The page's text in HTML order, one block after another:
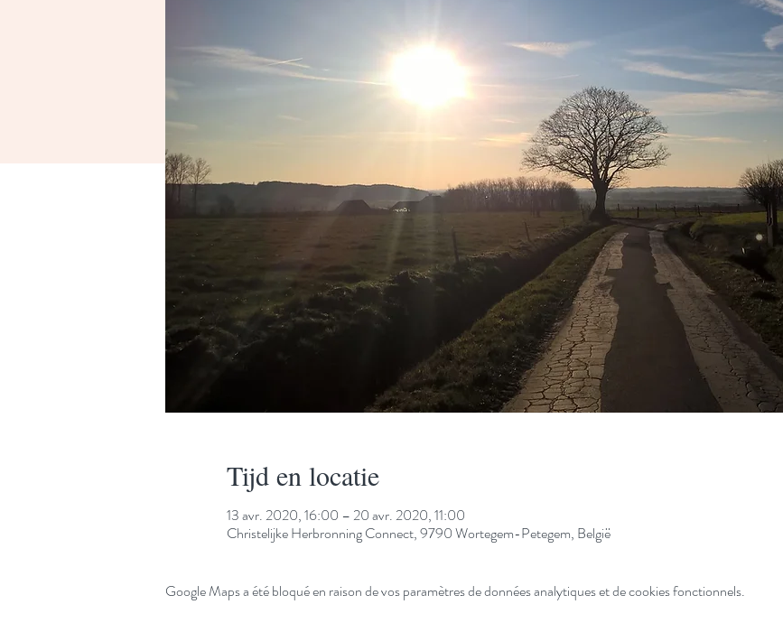
Tijd en locatie
13 avr. 2020, 16:00 – 20 avr. 2020, 11:00
Christelijke Herbronning Connect, 9790 Wortegem-Petegem, België
Google Maps a été bloqué en raison de vos paramètres de données analytiques et de cookies fonctionnels.